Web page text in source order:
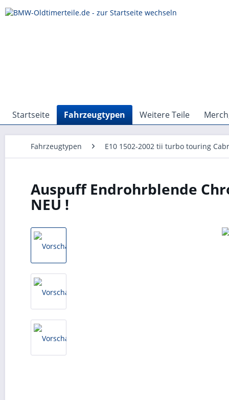
Startseite Fahrzeugtypen Weitere Teile
Fahrzeugtypen E10 1502-2002 tii turbo touring
Auspuff Endrohrblende
NEU !